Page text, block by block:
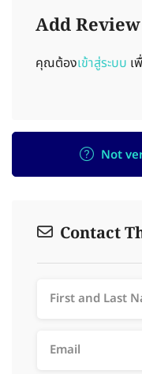
Add Review
คุณต้องเข้าสู่ระบบ เ
Not
Contact